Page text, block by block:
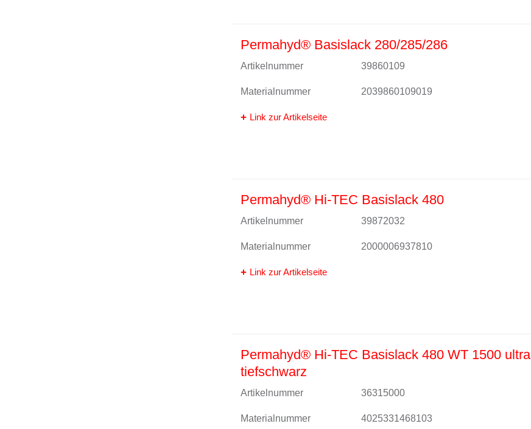
Permahyd® Basislack 280/285/286
Artikelnummer 39860109
Materialnummer 2039860109019
Link zur Artikelseite
Permahyd® Hi-TEC Basislack 480
Artikelnummer 39872032
Materialnummer 2000006937810
Link zur Artikelseite
Permahyd® Hi-TEC Basislack 480 WT 1500 ultra
tiefschwarz
Artikelnummer 36315000
Materialnummer 4025331468103